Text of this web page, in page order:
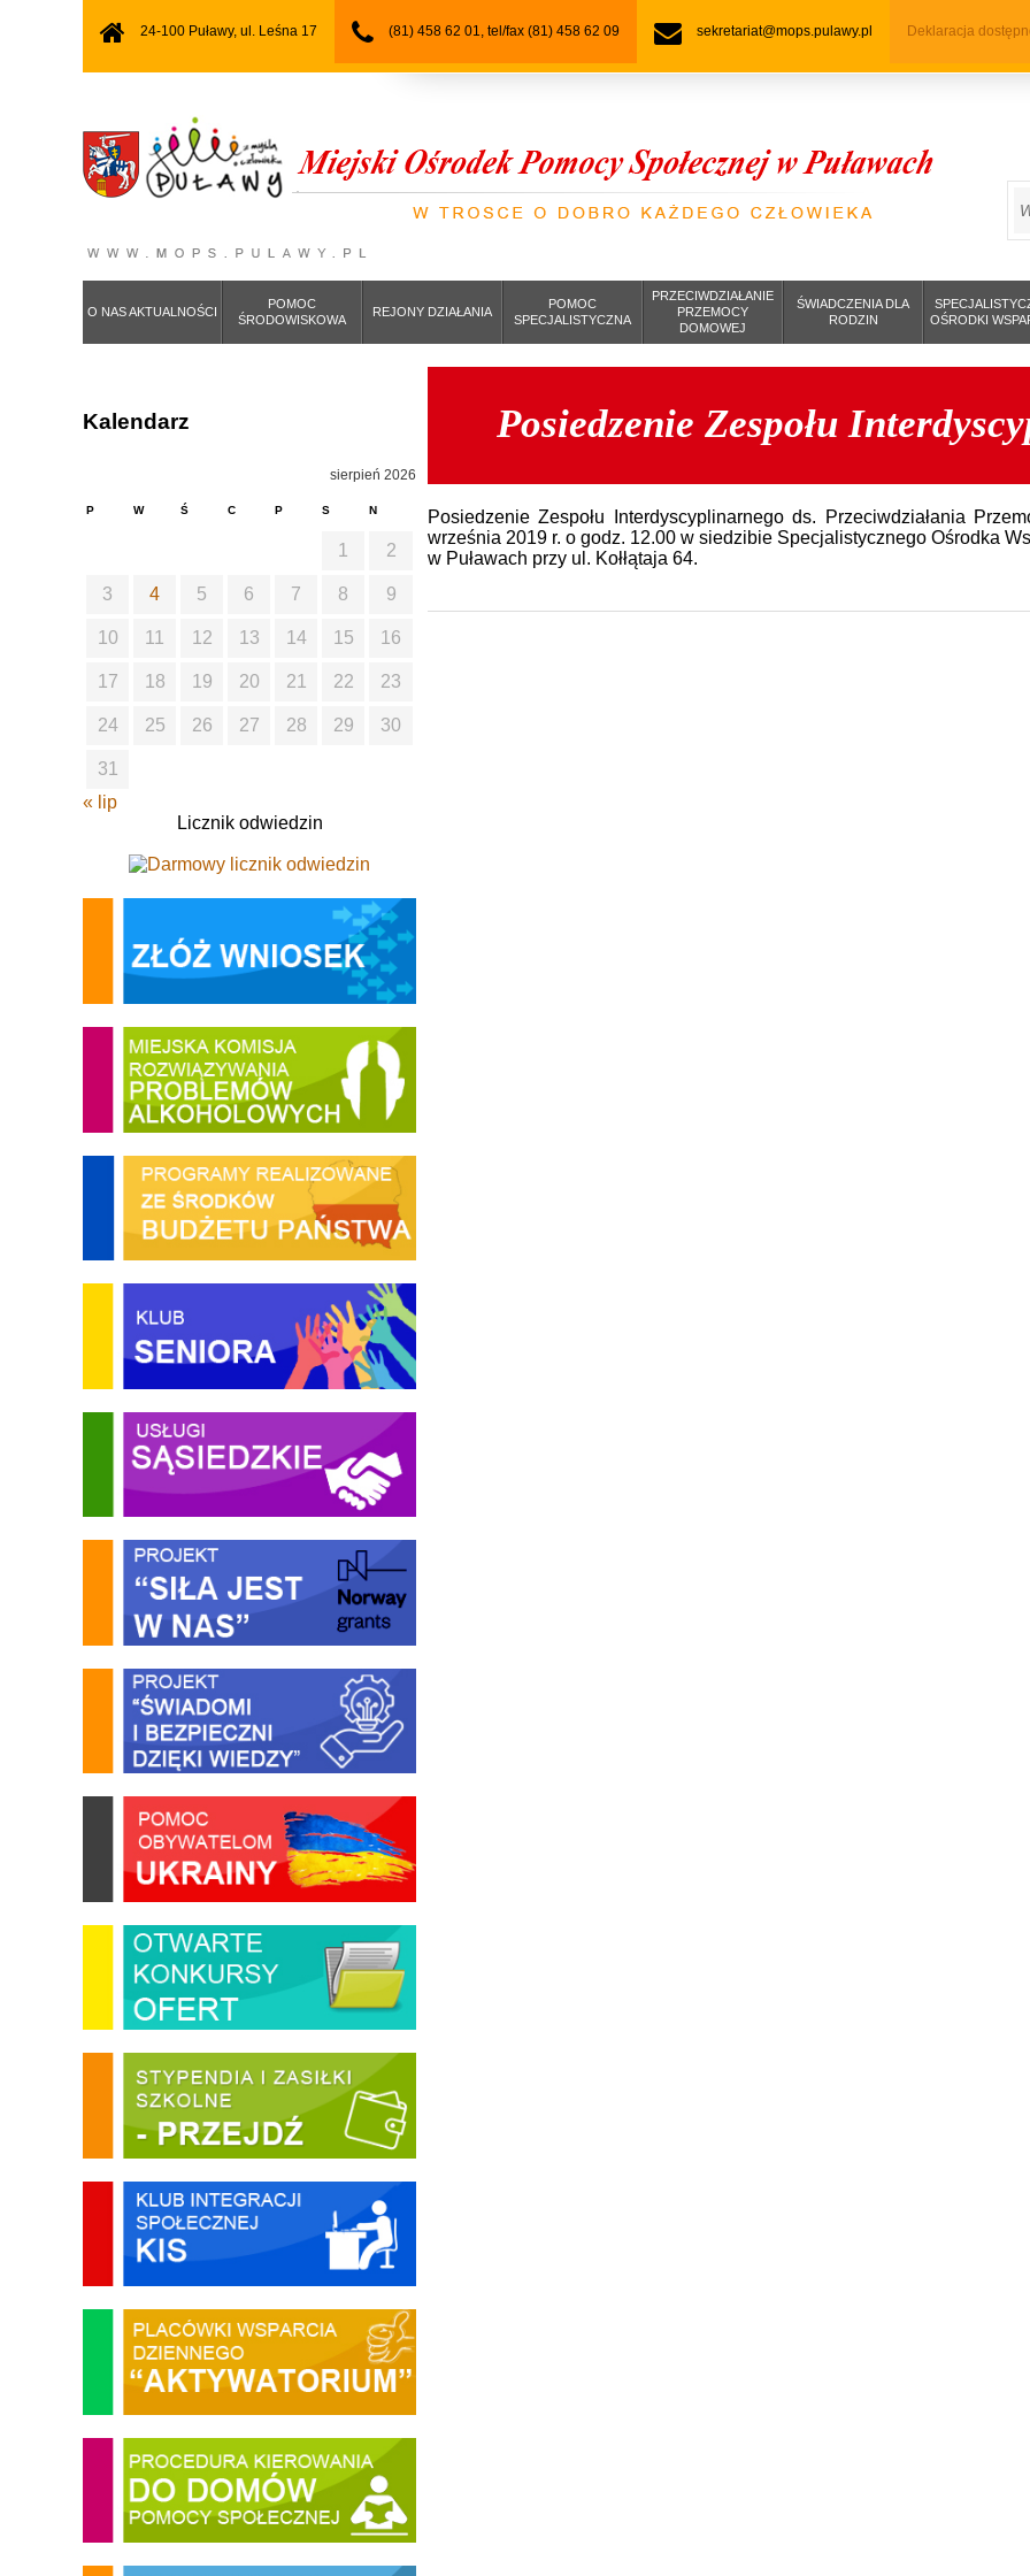
24-100 Puławy, ul. Leśna 17 (81) 458 62 01, tel/fax (81) 458 62 09 sekretariat@mops.pulawy.pl Deklaracja
O NAS AKTUALNOŚCI
POMOC
ŚRODOWISKOWA
REJONY DZIAŁANIA
POMOC
SPECJALISTYCZNA
PRZECIWDZIAŁANIE
PRZEMOCY
DOMOWEJ
ŚWIADCZENIA DLA
RODZIN
OŚRODKI
Posiedzenie Zespołu
Posiedzenie Zespołu Interdyscyplinarnego ds. Przeciwdziałania
września 2019 r. o godz. 12.00 w siedzibie Specjalistycznego Ośrodka
w Puławach przy ul. Kołłątaja 64.
Kalendarz
sierpień 2026
P W Ś C P S N
1 2
3 4 5 6 7 8 9
10 11 12 13 14 15 16
17 18 19 20 21 22 23
24 25 26 27 28 29 30
31
« lip
Licznik odwiedzin